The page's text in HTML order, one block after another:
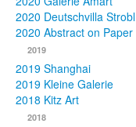
2020 Deutschvilla Strobl
2020 Abstract on Paper
2019
2019 Shanghai
2019 Kleine Galerie
2018 Kitz Art
2018